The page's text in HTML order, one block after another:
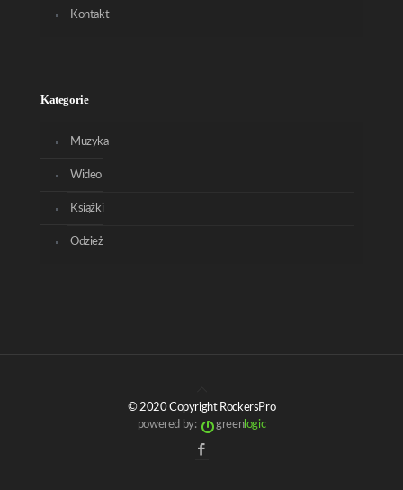
Kontakt
Kategorie
Muzyka
Wideo
Książki
Odzież
© 2020 Copyright RockersPro
powered by:
greenlogic